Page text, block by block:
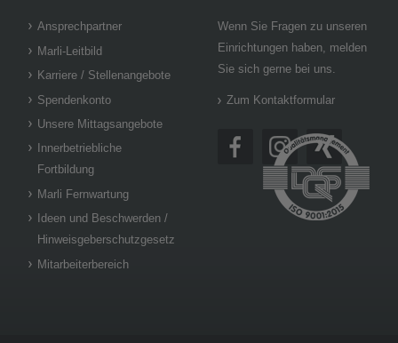
Ansprechpartner
Marli-Leitbild
Karriere / Stellenangebote
Spendenkonto
Unsere Mittagsangebote
Innerbetriebliche
Fortbildung
Marli Fernwartung
Ideen und Beschwerden /
Hinweisgeberschutzgesetz
Mitarbeiterbereich
Wenn Sie Fragen zu unseren
Einrichtungen haben, melden
Sie sich gerne bei uns.
Zum Kontaktformular